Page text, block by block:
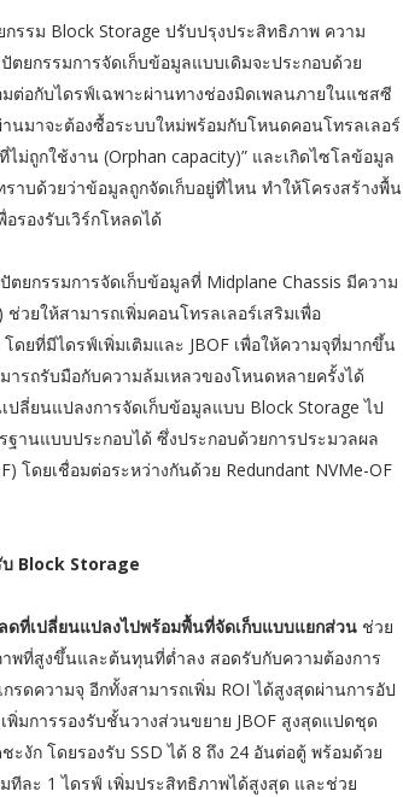
รรม Block Storage ปรับปรุงประสิทธิภาพ ความ
ยกรรมการจัดเก็บข้อมูลแบบเดิมจะประกอบด้วย
ต่อกับไดรฟ์เฉพาะผ่านทางช่องมิดเพลนภายในแชสซี
นมาจะต้องซื้อระบบใหม่พร้อมกับโหนดคอนโทรลเลอร์
ม่ถูกใช้งาน (Orphan capacity)” และเกิดไซโลข้อมูล
บด้วยว่าข้อมูลถูกจัดเก็บอยู่ที่ไหน ทำให้โครงสร้างพื้น
รองรับเวิร์กโหลดได้
ยกรรมการจัดเก็บข้อมูลที่ Midplane Chassis มีความ
ยให้สามารถเพิ่มคอนโทรลเลอร์เสริมเพื่อ
ยที่มีไดรฟ์เพิ่มเติมและ JBOF เพื่อให้ความจุที่มากขึ้น
รถรับมือกับความล้มเหลวของโหนดหลายครั้งได้
ลี่ยนแปลงการจัดเก็บข้อมูลแบบ Block Storage ไป
านแบบประกอบได้ ซึ่งประกอบด้วยการประมวลผล
โดยเชื่อมต่อระหว่างกันด้วย Redundant NVMe-OF
บ Block Storage
ดที่เปลี่ยนแปลงไปพร้อมพื้นที่จัดเก็บแบบแยกส่วน ช่วย
พที่สูงขึ้นและต้นทุนที่ต่ำลง สอดรับกับความต้องการ
ดความจุ อีกทั้งสามารถเพิ่ม ROI ได้สูงสุดผ่านการอัป
มการรองรับชั้นวางส่วนขยาย JBOF สูงสุดแปดชุด
งัก โดยรองรับ SSD ได้ 8 ถึง 24 อันต่อตู้ พร้อมด้วย
ทีละ 1 ไดรฟ์ เพิ่มประสิทธิภาพได้สูงสุด และช่วย